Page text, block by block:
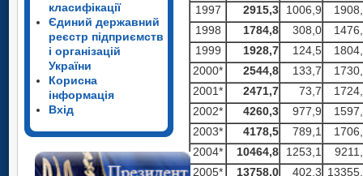
класифікації
Єдиний державний
реєстр підприємств
і організацій
України
Корисна
інформація
Вхід
1997
2915,3 1006,9
1998
1784,8 308,0
1999
1928,7 124,5
2000*
2544,8 133,7
2001*
2471,7 73,7
2002*
4260,3 977,9
2003*
4178,5 789,1
2004*
10464,8 1253,1
2005*
13758,0 402,3